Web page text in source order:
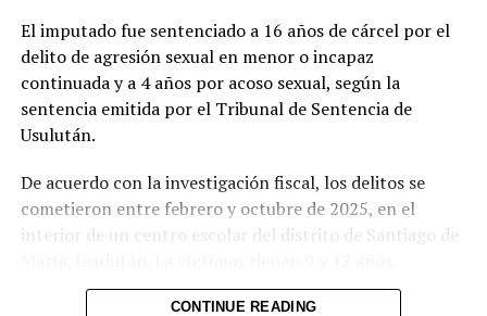
El imputado fue sentenciado a 16 años de cárcel por el
delito de agresión sexual en menor o incapaz
continuada y a 4 años por acoso sexual, según la
sentencia emitida por el Tribunal de Sentencia de
Usulután.
De acuerdo con la investigación fiscal, los delitos se
cometieron entre febrero y octubre de 2025, en el
interior de un centro escolar del distrito de Santiago de
CONTINUE READING